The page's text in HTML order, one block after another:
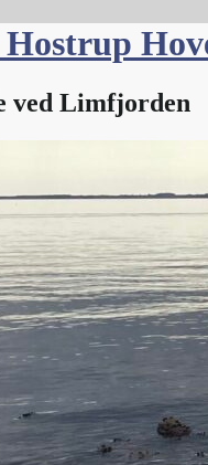
ved Limfjorden